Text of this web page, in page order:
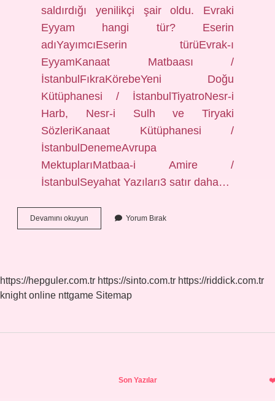
saldırdığı yenilikçi şair oldu. Evraki
Eyyam hangi tür? Eserin
adıYayımcıEserin türüEvrak-ı
EyyamKanaat Matbaası /
İstanbulFıkraKörebeYeni Doğu
Kütüphanesi / İstanbulTiyatroNesr-i
Harb, Nesr-i Sulh ve Tiryaki
SözleriKanaat Kütüphanesi /
İstanbulDenemeAvrupa
MektuplarıMatbaa-i Amire /
İstanbulSeyahat Yazıları3 satır daha…
Devamını okuyun
Hangi
Yorum Bırak
https://hepguler.com.tr https://sinto.com.tr https://riddick.com.tr
knight online nttgame Sitemap
Son Yazılar